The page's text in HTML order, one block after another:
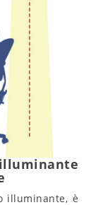
illuminante, è